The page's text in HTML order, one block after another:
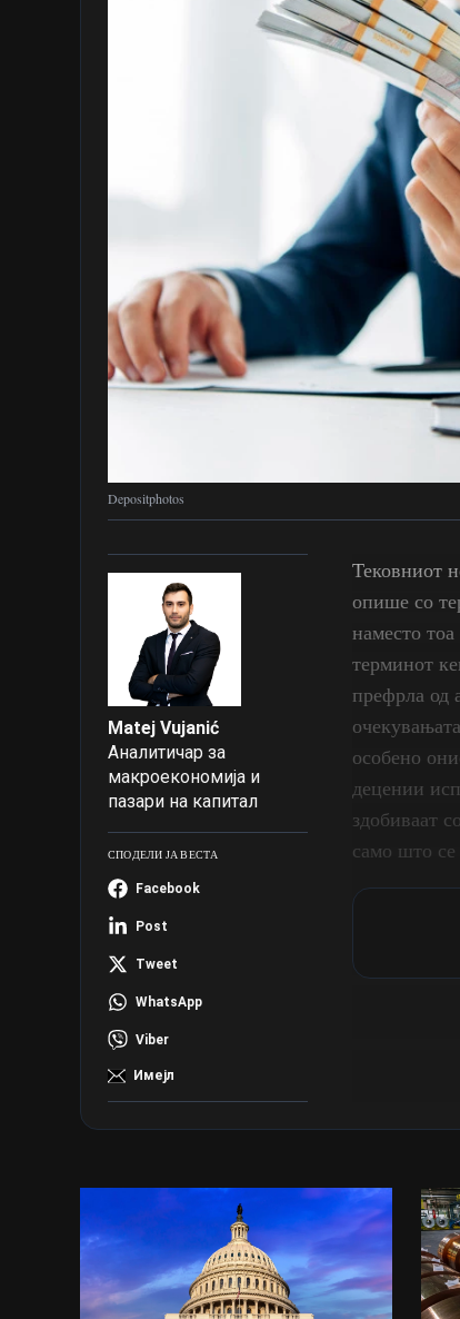
Depositphotos
Matej Vujanić
Аналитичар за
макроекономија и
пазари на капитал
СПОДЕЛИ ЈА ВЕСТА
Facebook
Post
Tweet
WhatsApp
Viber
Имејл
Тековниот
опише со
наместо
терминот
префрла од
особено
децении
здобиваат
само што